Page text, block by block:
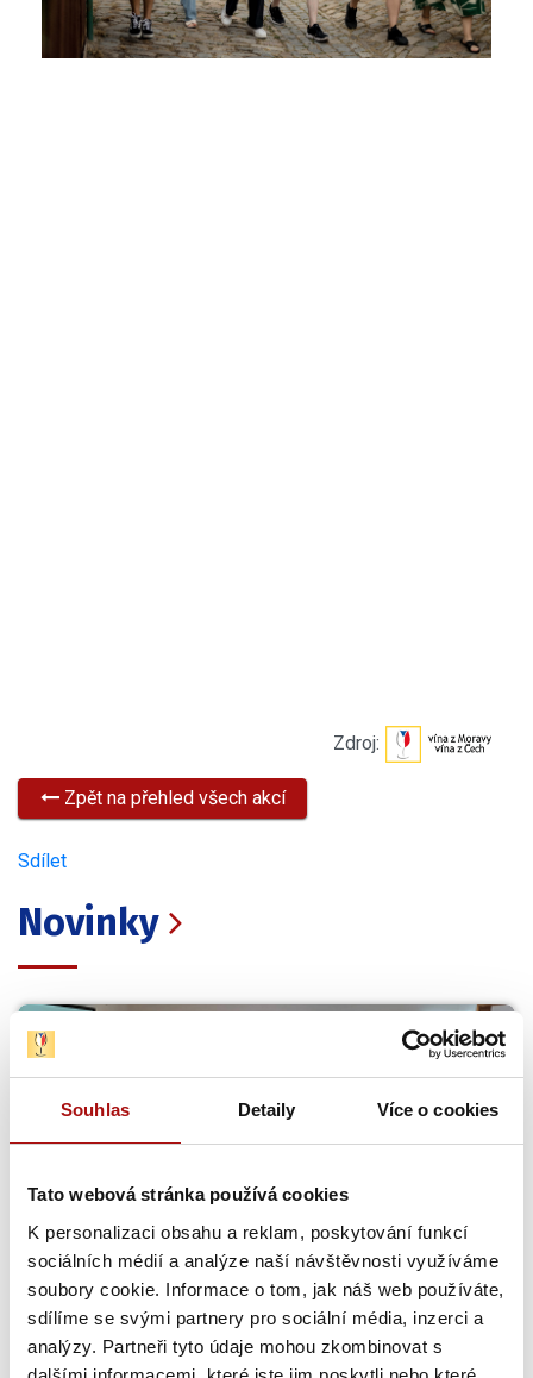
Souhlas Detaily Více o cookies
Tato webová stránka používá cookies
K personalizaci obsahu a reklam, poskytování funkcí
sociálních médií a analýze naší návštěvnosti využíváme
soubory cookie. Informace o tom, jak náš web používáte,
sdílíme se svými partnery pro sociální média, inzerci a
analýzy. Partneři tyto údaje mohou zkombinovat s
Zdroj:
Zpět na přehled všech akcí
Sdílet
Novinky
Šampionem Národní soutěže vín v Čechách
se stal Ryzlink rýnský z Mělníka
Národní soutěž vín zahájila letošní sezónu opět hodnocením
vín z vinařské oblasti Čechy. Titul Šampiona a zároveň…